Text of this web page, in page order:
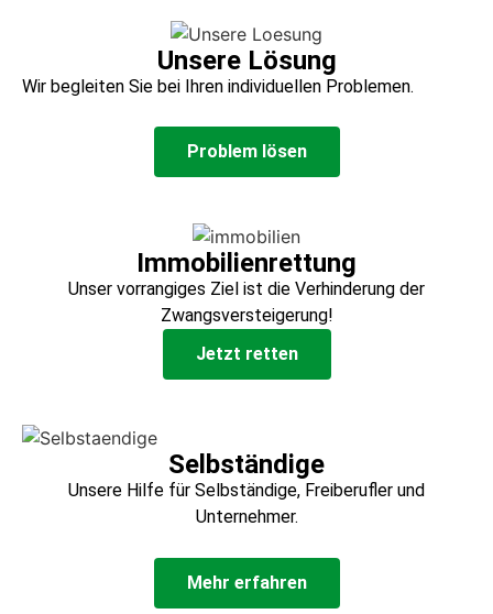
Unsere Lösung
Wir begleiten Sie bei Ihren individuellen Problemen.
Problem lösen
Immobilienrettung
Unser vorrangiges Ziel ist die Verhinderung der
Zwangsversteigerung!
Jetzt retten
Selbständige
Unsere Hilfe für Selbständige, Freiberufler und
Unternehmer.
Mehr erfahren